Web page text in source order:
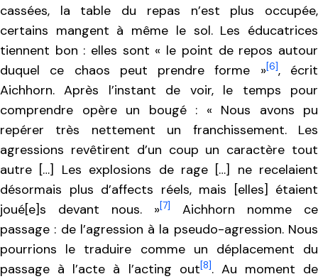
cassées, la table du repas n’est plus occupée,
certains mangent à même le sol. Les éducatrices
tiennent bon : elles sont « le point de repos autour
duquel ce chaos peut prendre forme »[6], écrit
Aichhorn. Après l’instant de voir, le temps pour
comprendre opère un bougé : « Nous avons pu
repérer très nettement un franchissement. Les
agressions revêtirent d’un coup un caractère tout
autre […] Les explosions de rage […] ne recelaient
désormais plus d’affects réels, mais [elles] étaient
joué[e]s devant nous. »[7]
Aichhorn nomme ce
passage : de l’agression à la pseudo-agression. Nous
pourrions le traduire comme un déplacement du
passage à l’acte à l’acting out[8]. Au moment de